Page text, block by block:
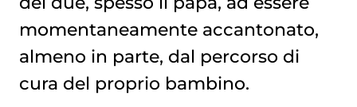
momentaneamente accantonato,
almeno in parte, dal percorso di
cura del proprio bambino.